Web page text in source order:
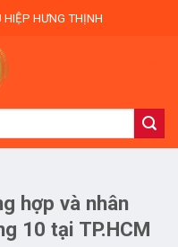
HƯNG THỊNH
hợp và nhân
10 tại TP.HCM